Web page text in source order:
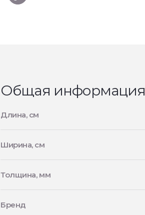
Общая информация
Длина, см
Ширина, см
Толщина, мм
Бренд